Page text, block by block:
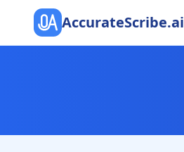
AccurateScribe.ai